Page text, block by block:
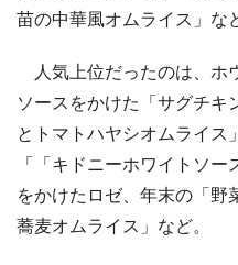
苗の中華風オムライス」な
人気上位だったのは、ホ
ソースをかけた「サグチキ
とトマトハヤシオムライス
「「キドニーホワイトソ
をかけたロゼ、年末の「野
蕎麦オムライス」など。